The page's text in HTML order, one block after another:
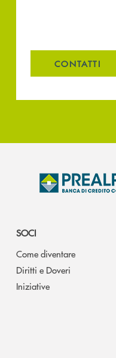
CONTATTI
SOCI
Come diventare
Diritti e Doveri
Iniziative